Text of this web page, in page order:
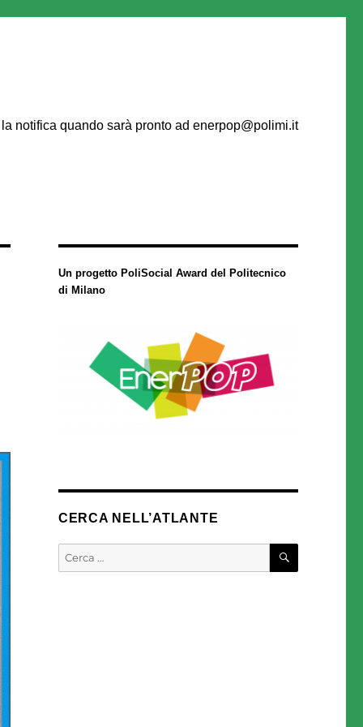
notifica quando sarà pronto ad enerpop@polimi.it
Un progetto PoliSocial Award del Politecnico
di Milano
CERCA NELL’ATLANTE
CERCA